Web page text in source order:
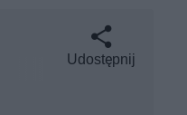
Udostępnij